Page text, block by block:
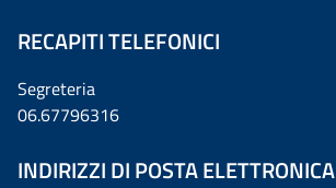
RECAPITI TELEFONICI
Segreteria
06.67796316
INDIRIZZI DI POSTA ELETTRONICA